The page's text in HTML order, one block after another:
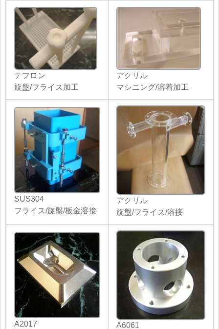
テフロン
旋盤/フライス加工
アクリル
マシニング/溶着加工
SUS304
フライス/旋盤/板金溶接
アクリル
旋盤/フライス/溶接
A2017 A6061